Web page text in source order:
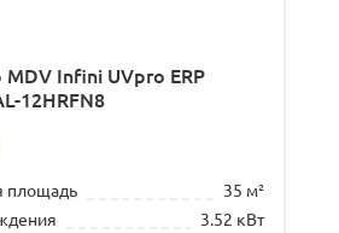
Infini UVpro ERP
12HRFN8
площадь
35 м²
3.52 кВт